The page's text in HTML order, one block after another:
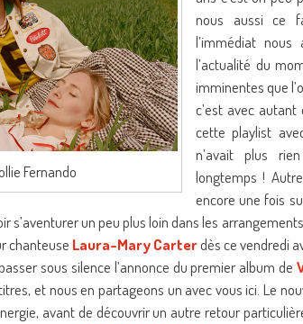
Fernando
nous aussi ce
l’immédiat
l’actualité du
imminentes que
c’est avec autant
cette playlist
n’avait plus
longtemps !
encore une fois
s’aventurer un peu plus loin dans les
chanteuse Laura-Mary Carterdès ce vendredi
sous silence l’annonce du premier album de
et nous en partageons un avec vous ici. Le
avant de découvrir un autre retour